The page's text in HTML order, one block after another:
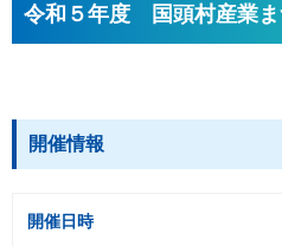
令和５年度 国頭村産業ま
開催情報
開催日時